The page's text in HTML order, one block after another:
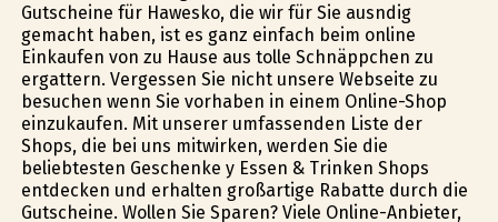
Gutscheine für Hawesko, die wir für Sie ausfindig
gemacht haben, ist es ganz einfach beim online
Einkaufen von zu Hause aus tolle Schnäppchen zu
ergattern. Vergessen Sie nicht unsere Webseite zu
besuchen wenn Sie vorhaben in einem Online-Shop
einzukaufen. Mit unserer umfassenden Liste der
Shops, die bei uns mitwirken, werden Sie die
beliebtesten Geschenke y Essen & Trinken Shops
entdecken und erhalten großartige Rabatte durch die
Gutscheine. Wollen Sie Sparen? Viele Online-Anbieter,